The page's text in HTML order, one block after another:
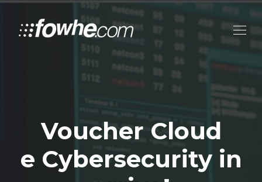
Voucher Cloud
e Cybersecurity in